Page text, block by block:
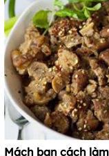
Mách bạn cách